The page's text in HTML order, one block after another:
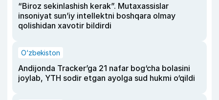
“Biroz sekinlashish kerak”. Mutaxassislar
insoniyat sun’iy intellektni boshqara olmay
qolishidan xavotir bildirdi
O‘zbekiston
Andijonda Tracker’ga 21 nafar bog‘cha bolasini
joylab, YTH sodir etgan ayolga sud hukmi o‘qildi